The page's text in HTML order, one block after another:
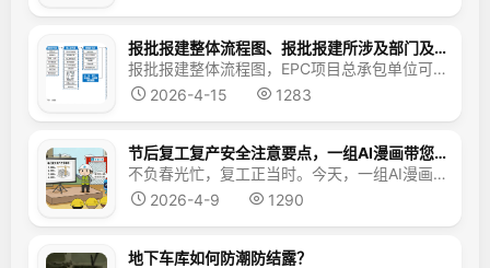
报批报建整体流程图、报批报建所涉及部门及职能、报批报建产生费用
报批报建整体流程图，EPC项目总承包单位可以参考一下
2026-4-15
1283
节后复工复产安全注意要点，一组AI漫画带您看~
不负春光忙，复工正当时。今天，一组AI漫画带您走进节后复工复产安全注意要点。绷紧安全弦，筑牢防护线。新的一年开局稳、步步安01 复工安全交底项目复工复产的号角已吹响，要做好新入场工人的安全教育培训，让规章入脑、让技能在手。定期开展应急演练，全面提升全员安全意识和应急处置能力，为项目建设注入坚实力量。02设备检查维保春节假期后，各类设备设施将迎来“...
2026-4-9
1290
地下车库如何防潮防结露？